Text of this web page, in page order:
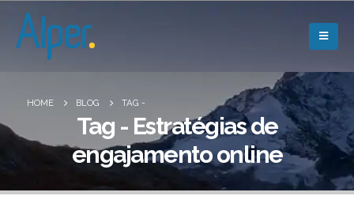
HOME BLOG TAG -
Tag - Estratégias de
engajamento online